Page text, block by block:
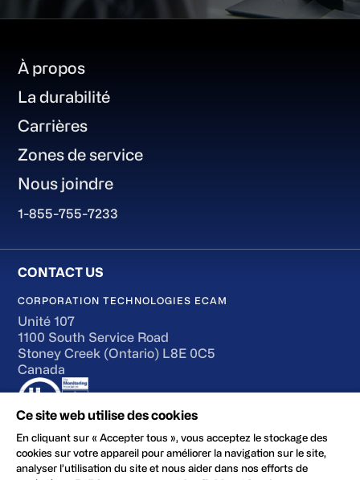
Footer
À propos
La durabilité
Carrières
Zones de service
Nous joindre
1-855-755-7233
CORPORATION TECHNOLOGIES ECAM
Unité 107
1100 South Service Road
Stoney Creek (Ontario) L8E 0C5
Canada
Conditions d’utilisation
Ce site web utilise des cookies
En cliquant sur « Accepter tous », vous acceptez le stockage des
cookies sur votre appareil pour améliorer la navigation sur le site,
analyser l’utilisation du site et nous aider dans nos efforts de